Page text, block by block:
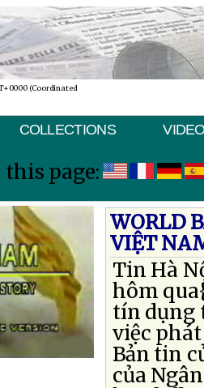
(Coordinated
COLLECTIONS
page:
WORLD
VIỆT
Tin Hà
hôm
tín dụng
việc
Bản tin
của